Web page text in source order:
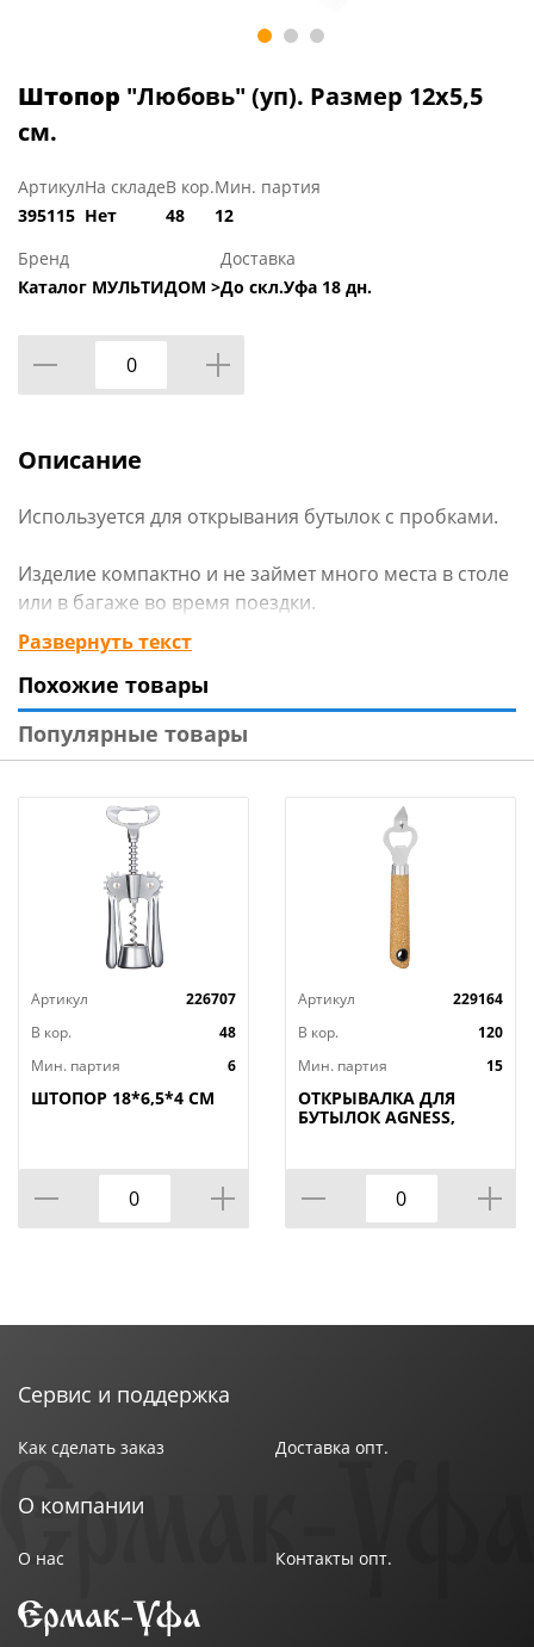
Штопор "Любовь" (уп). Размер 12х5,5
см.
Артикул
395115
На складе
Нет
В кор.
48
Мин. партия
12
Бренд
Каталог МУЛЬТИДОМ >
Доставка
До скл.Уфа 18 дн.
Описание
Используется для открывания бутылок с пробками.
Изделие компактно и не займет много места в столе
или в багаже во время поездки.
Изготовлен из стали с хромированным покрытием
Развернуть текст
Похожие товары
Популярные товары
Артикул
226707
В кор.
48
Мин. партия
6
ШТОПОР 18*6,5*4 СМ
Артикул
229164
В кор.
120
Мин. партия
15
ОТКРЫВАЛКА ДЛЯ
БУТЫЛОК AGNESS,
Сервис и поддержка
Как сделать заказ Доставка опт.
О компании
О нас Контакты опт.